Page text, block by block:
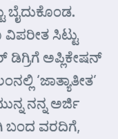
ಬೈದುಕೊಂಡ.
ಸಿಟ್ಟು
ಡಿಗ್ರಿಗೆ ಅಪ್ಲಿಕೇಷನ್
‘ಜಾತ್ಯಾತೀತ’
ನನ್ನ ಅರ್ಜಿ
ಬಂದ ವರದಿಗೆ,